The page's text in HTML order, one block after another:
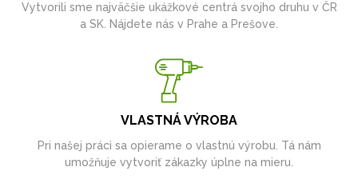
Vytvorili sme najväčšie ukážkové centrá svojho druhu v ČR
a SK. Nájdete nás v Prahe a Prešove.
VLASTNÁ VÝROBA
Pri našej práci sa opierame o vlastnú výrobu. Tá nám
umožňuje vytvoriť zákazky úplne na mieru.